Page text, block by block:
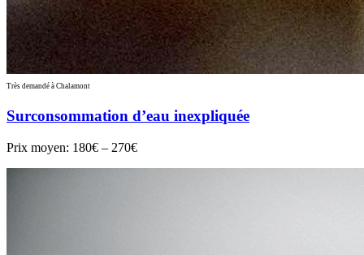
Très demandé à Chalamont
Surconsommation d’eau inexpliquée
Prix moyen: 180€ – 270€